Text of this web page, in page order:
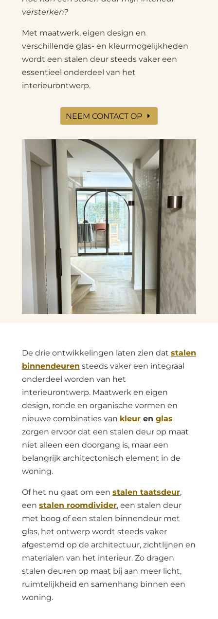
versterken?
Met maatwerk, eigen design en
verschillende glas- en kleurmogelijkheden
wordt een stalen deur steeds vaker een
essentieel onderdeel van het
interieurontwerp.
NEEM CONTACT OP
De drie ontwikkelingen laten zien dat stalen
binnendeuren steeds vaker een integraal
onderdeel worden van het
interieurontwerp. Maatwerk en eigen
design, ronde en organische vormen en
nieuwe combinaties van kleuren glas
zorgen ervoor dat een stalen deur op maat
niet alleen een doorgang is, maar een
belangrijk architectonisch element in de
woning.
Of het nu gaat om een stalen taatsdeur,
een stalen roomdivider, een stalen deur
met boog of een stalen binnendeur met
glas, het ontwerp wordt steeds vaker
afgestemd op de architectuur, zichtlijnen en
materialen van het interieur. Zo dragen
stalen deuren op maat bij aan meer licht,
ruimtelijkheid en samenhang binnen een
woning.